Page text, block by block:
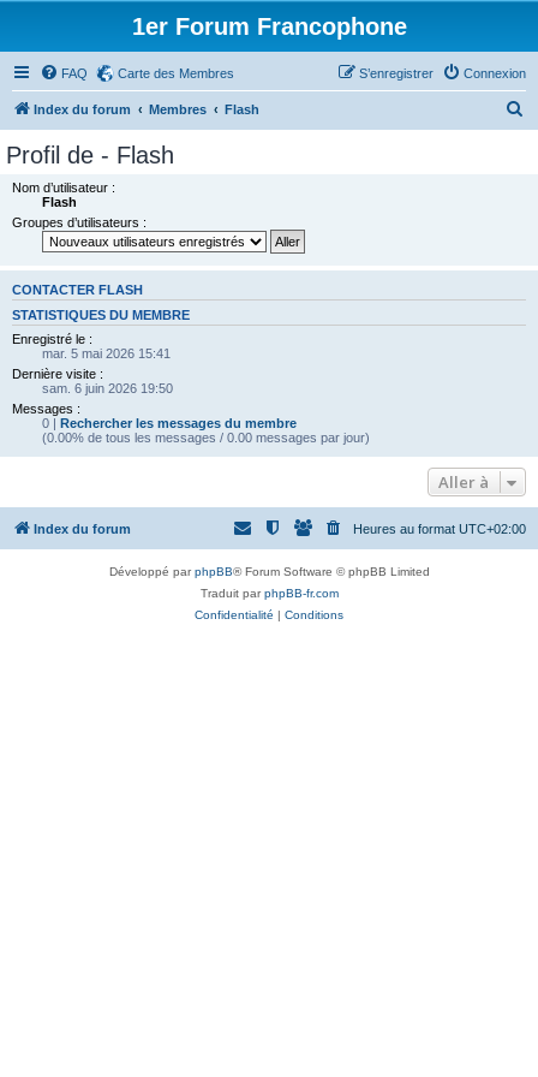
1er Forum Francophone
FAQ Carte des Membres Connexion
S’enregistrer
Index du forum Membres Flash
Profil de - Flash
Nom d’utilisateur :
Flash
Groupes d’utilisateurs :
CONTACTER FLASH
STATISTIQUES DU MEMBRE
Enregistré le :
mar. 5 mai 2026 15:41
Dernière visite :
sam. 6 juin 2026 19:50
Messages :
0 | Rechercher les messages du membre
(0.00% de tous les messages / 0.00 messages par jour)
Aller à
Index du forum Heures au format UTC+02:00
Développé parphpBB® Forum Software © phpBB Limited
Traduit parphpBB-fr.com
Confidentialité | Conditions